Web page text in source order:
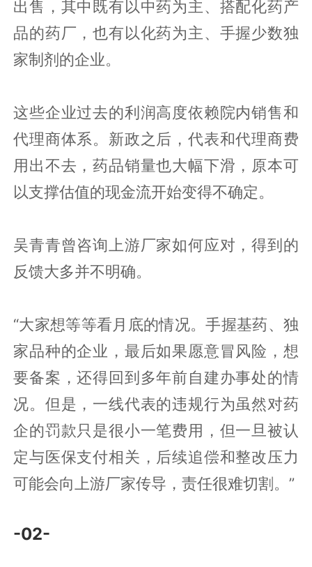
出售，其中既有以中药为主、搭配化药产
品的药厂，也有以化药为主、手握少数独
家制剂的企业。
这些企业过去的利润高度依赖院内销售和
代理商体系。新政之后，代表和代理商费
用出不去，药品销量也大幅下滑，原本可
以支撑估值的现金流开始变得不确定。
吴青青曾咨询上游厂家如何应对，得到的
反馈大多并不明确。
“大家想等等看月底的情况。手握基药、独
家品种的企业，最后如果愿意冒风险，想
要备案，还得回到多年前自建办事处的情
况。但是，一线代表的违规行为虽然对药
企的罚款只是很小一笔费用，但一旦被认
定与医保支付相关，后续追偿和整改压力
可能会向上游厂家传导，责任很难切割。”
-02-